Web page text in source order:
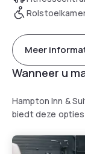
Meer
Wanneer u
Hampton Inn &
biedt deze